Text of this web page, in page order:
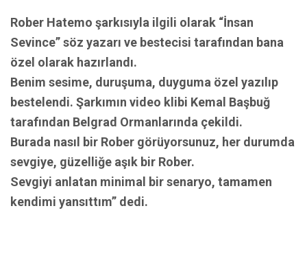
Rober Hatemo şarkısıyla ilgili olarak “İnsan
Sevince” söz yazarı ve bestecisi tarafından bana
özel olarak hazırlandı.
Benim sesime, duruşuma, duyguma özel yazılıp
bestelendi. Şarkımın video klibi Kemal Başbuğ
tarafından Belgrad Ormanlarında çekildi.
Burada nasıl bir Rober görüyorsunuz, her durumda
sevgiye, güzelliğe aşık bir Rober.
Sevgiyi anlatan minimal bir senaryo, tamamen
kendimi yansıttım” dedi.